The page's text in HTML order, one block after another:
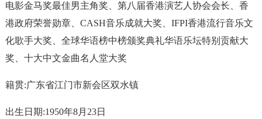
电影金马奖最佳男主角奖、第八届香港演艺人协会会长、香
港政府荣誉勋章、CASH音乐成就大奖、IFPI香港流行音乐文
化歌手大奖、全球华语榜中榜颁奖典礼华语乐坛特别贡献大
奖、十大中文金曲名人堂大奖
籍贯:广东省江门市新会区双水镇
出生日期:1950年8月23日